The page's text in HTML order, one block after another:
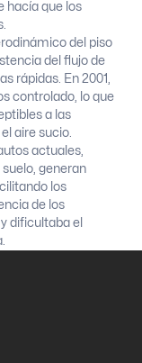
hacía que los
del piso
del flujo de
rápidas. En 2001,
controlado, lo que
a las
aire sucio.
actuales,
generan
los
de los
dificultaba el